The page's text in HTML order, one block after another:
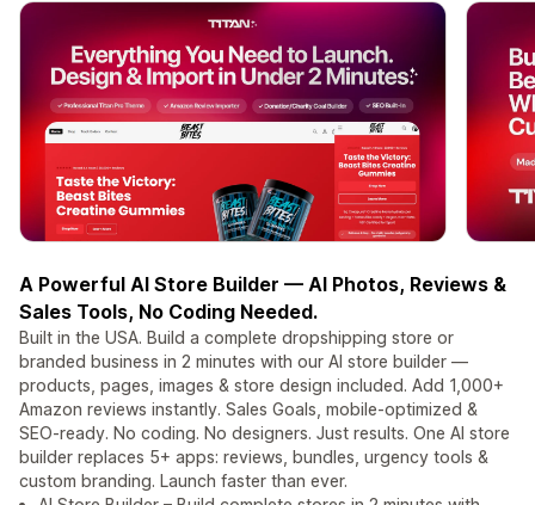
A Powerful AI Store Builder — AI Photos, Reviews &
Sales Tools, No Coding Needed.
Built in the USA. Build a complete dropshipping store or
branded business in 2 minutes with our AI store builder —
products, pages, images & store design included. Add 1,000+
Amazon reviews instantly. Sales Goals, mobile-optimized &
SEO-ready. No coding. No designers. Just results. One AI store
builder replaces 5+ apps: reviews, bundles, urgency tools &
custom branding. Launch faster than ever.